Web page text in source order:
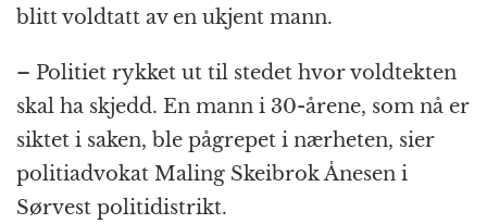
blitt voldtatt av en ukjent mann.
– Politiet rykket ut til stedet hvor voldtekten
skal ha skjedd. En mann i 30-årene, som nå er
siktet i saken, ble pågrepet i nærheten, sier
politiadvokat Maling Skeibrok Ånesen i
Sørvest politidistrikt.